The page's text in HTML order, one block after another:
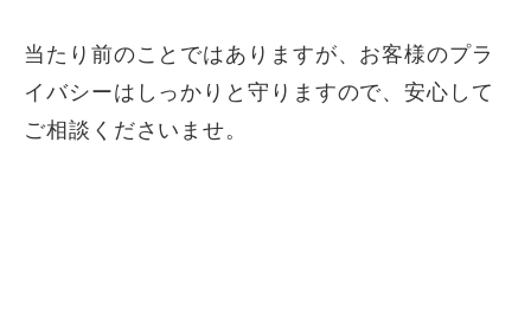
当たり前のことではありますが、お客様のプラ
イバシーはしっかりと守りますので、安心して
ご相談くださいませ。